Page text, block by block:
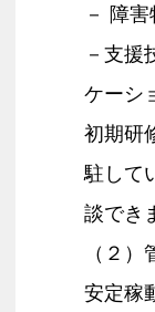
－ 障
－支援
ケーシ
初期研
駐して
談でき
（２
安定稼